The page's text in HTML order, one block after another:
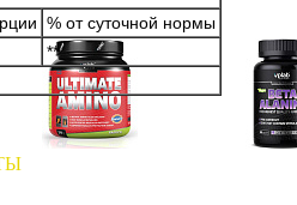
% от суточной нормы
**